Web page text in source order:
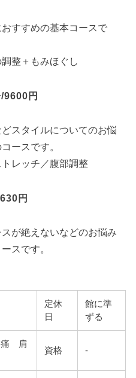
すすめの基本コースで
整＋もみほぐし
円
スタイルについてのお悩
ースです。
レッチ／腹部調整
円
が絶えないなどのお悩み
スです。
定休
日
館に準
ずる
痛 肩
資格 -